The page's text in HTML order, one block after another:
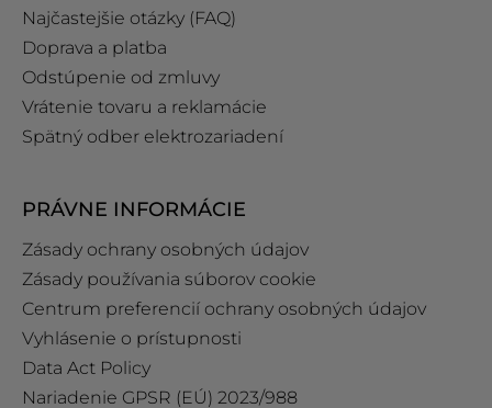
Najčastejšie otázky (FAQ)
Doprava a platba
Odstúpenie od zmluvy
Vrátenie tovaru a reklamácie
Spätný odber elektrozariadení
PRÁVNE INFORMÁCIE
Zásady ochrany osobných údajov
Zásady používania súborov cookie
Centrum preferencií ochrany osobných údajov
Vyhlásenie o prístupnosti
Data Act Policy
Nariadenie GPSR (EÚ) 2023/988